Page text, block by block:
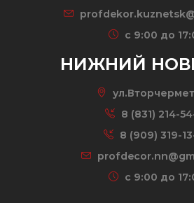
c 9:00 до
НИЖНИЙ
8 (831) 214-
8 (909) 319-
c 9:00 до